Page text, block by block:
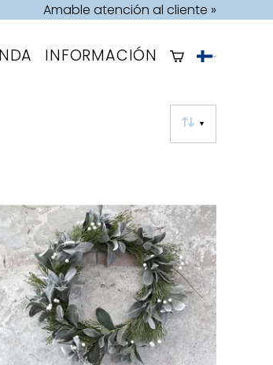
Amable atención al cliente »
INFORMACIÓN
▼